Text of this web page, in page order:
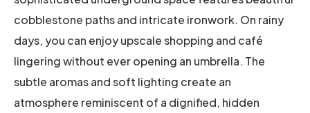
cobblestone paths and intricate ironwork. On rainy
days, you can enjoy upscale shopping and café
lingering without ever opening an umbrella. The
subtle aromas and soft lighting create an
atmosphere reminiscent of a dignified, hidden